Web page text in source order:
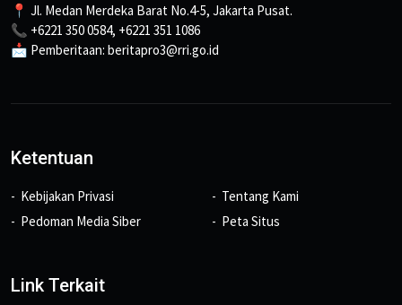
📍 Jl. Medan Merdeka Barat No.4-5, Jakarta Pusat.
📞 +6221 350 0584, +6221 351 1086
📩 Pemberitaan: beritapro3@rri.go.id
Ketentuan
Kebijakan Privasi
Pedoman Media Siber
Tentang Kami
Peta Situs
Link Terkait